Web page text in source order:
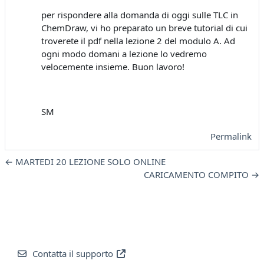
per rispondere alla domanda di oggi sulle TLC in
ChemDraw, vi ho preparato un breve tutorial di cui
troverete il pdf nella lezione 2 del modulo A. Ad
ogni modo domani a lezione lo vedremo
velocemente insieme. Buon lavoro!
SM
Permalink
← MARTEDI 20 LEZIONE SOLO ONLINE
CARICAMENTO COMPITO →
Contatta il supporto